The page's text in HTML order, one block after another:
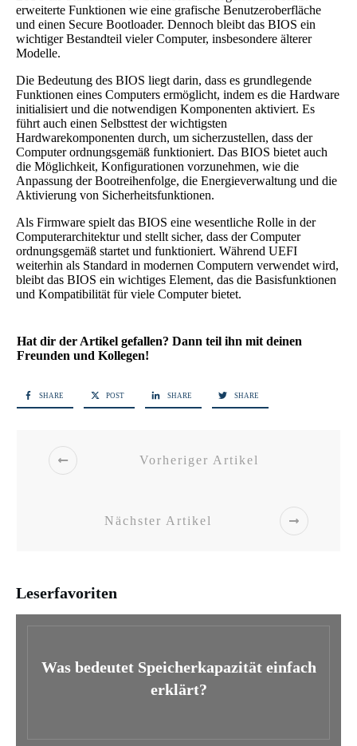
erweiterte Funktionen wie eine grafische Benutzeroberfläche
und einen Secure Bootloader. Dennoch bleibt das BIOS ein
wichtiger Bestandteil vieler Computer, insbesondere älterer
Modelle.
Die Bedeutung des BIOS liegt darin, dass es grundlegende
Funktionen eines Computers ermöglicht, indem es die Hardware
initialisiert und die notwendigen Komponenten aktiviert. Es
führt auch einen Selbsttest der wichtigsten
Hardwarekomponenten durch, um sicherzustellen, dass der
Computer ordnungsgemäß funktioniert. Das BIOS bietet auch
die Möglichkeit, Konfigurationen vorzunehmen, wie die
Anpassung der Bootreihenfolge, die Energieverwaltung und die
Aktivierung von Sicherheitsfunktionen.
Als Firmware spielt das BIOS eine wesentliche Rolle in der
Computerarchitektur und stellt sicher, dass der Computer
ordnungsgemäß startet und funktioniert. Während UEFI
weiterhin als Standard in modernen Computern verwendet wird,
bleibt das BIOS ein wichtiges Element, das die Basisfunktionen
und Kompatibilität für viele Computer bietet.
Hat dir der Artikel gefallen? Dann teil ihn mit deinen
Freunden und Kollegen!
SHARE POST SHARE SHARE
Vorheriger Artikel
Nächster Artikel
Leserfavoriten
Was bedeutet Speicherkapazität einfach
erklärt?